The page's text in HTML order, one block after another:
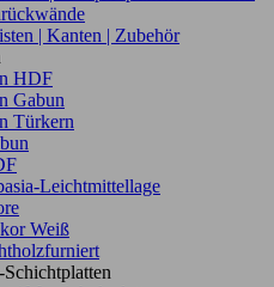
| Kanten | Zubehör
HDF
Gabun
Türkern
Leichtmittellage
Weiß